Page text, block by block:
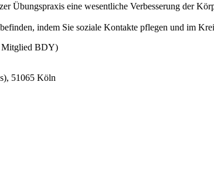
Übungspraxis eine wesentliche Verbesserung der
indem Sie soziale Kontakte pflegen und im
Mitglied BDY)
51065 Köln